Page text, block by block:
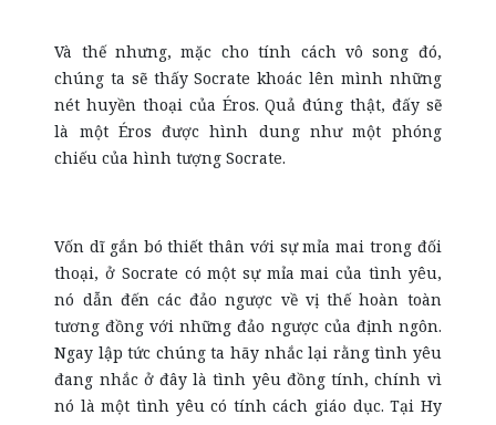
Và thế nhưng, mặc cho tính cách vô song đó,
chúng ta sẽ thấy Socrate khoác lên mình những
nét huyền thoại của Éros. Quả đúng thật, đấy sẽ
là một Éros được hình dung như một phóng
chiếu của hình tượng Socrate.
Vốn dĩ gắn bó thiết thân với sự mỉa mai trong đối
thoại, ở Socrate có một sự mỉa mai của tình yêu,
nó dẫn đến các đảo ngược về vị thế hoàn toàn
tương đồng với những đảo ngược của định ngôn.
Ngay lập tức chúng ta hãy nhắc lại rằng tình yêu
đang nhắc ở đây là tình yêu đồng tính, chính vì
nó là một tình yêu có tính cách giáo dục. Tại Hy